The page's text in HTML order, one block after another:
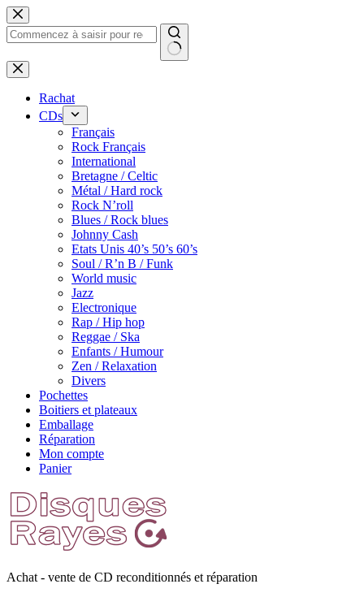
Passer
au
contenu
Rachat
CDs
Français
Rock Français
International
Bretagne / Celtic
Métal / Hard rock
Rock N’roll
Blues / Rock blues
Johnny Cash
Etats Unis 40’s 50’s 60’s
Soul / R’n B / Funk
World music
Jazz
Electronique
Rap / Hip hop
Reggae / Ska
Enfants / Humour
Zen / Relaxation
Divers
Pochettes
Boitiers et plateaux
Emballage
Réparation
Mon compte
Panier
Achat - vente de CD reconditionnés et réparation